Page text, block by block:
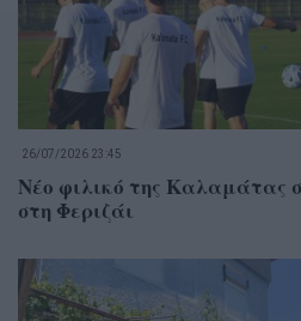
26/07/2026 23:45
Νέο φιλικό της Καλαμάτας
στη Φεριζάι